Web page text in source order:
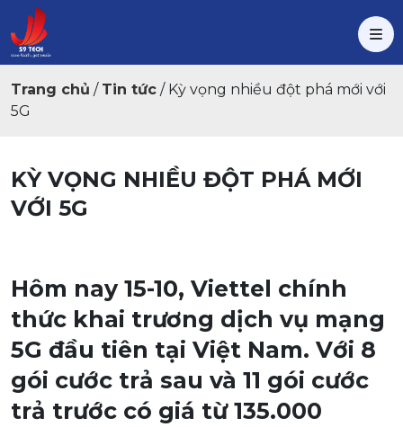
Trang chủ / Tin tức / Kỳ vọng nhiều đột phá mới với
5G
KỲ VỌNG NHIỀU ĐỘT PHÁ MỚI
VỚI 5G
Hôm nay 15-10, Viettel chính
thức khai trương dịch vụ mạng
5G đầu tiên tại Việt Nam. Với 8
gói cước trả sau và 11 gói cước
trả trước có giá từ 135.000